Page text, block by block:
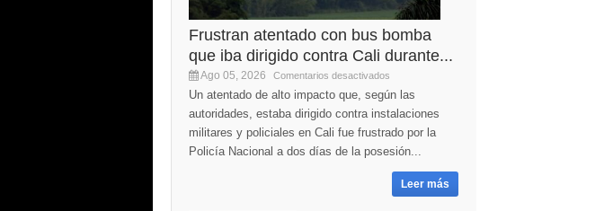
Frustran atentado con bus bomba
que iba dirigido contra Cali durante...
Ago 05, 2026 Comentarios desactivados
Un atentado de alto impacto que, según las
autoridades, estaba dirigido contra instalaciones
militares y policiales en Cali fue frustrado por la
Policía Nacional a dos días de la posesión...
Leer más